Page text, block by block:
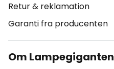
Retur & reklamation
Garanti fra producenten
Om Lampegiganten